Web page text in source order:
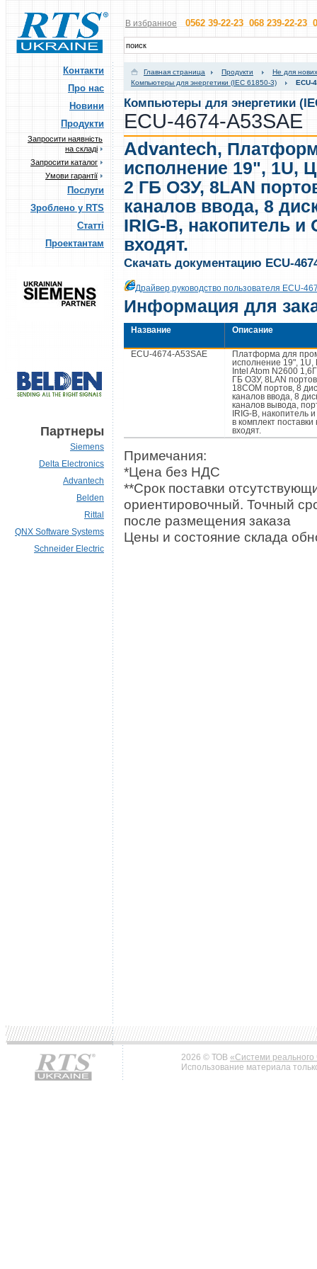
В избранное 0562 39-22-23 068 239-22-23
Контакти
Про нас
Новини
Продукти
Запросити наявність
на складі
Запросити каталог
Умови гарантії
Послуги
Зроблено у RTS
Статті
Проектантам
Партнеры
Siemens
Delta Electronics
Advantech
Belden
Rittal
QNX Software Systems
Schneider Electric
Главная страница Продукти
Не для нових
Компьютеры для энергетики (IEC 61850-3)
ECU-
Компьютеры для энергетики
ECU-4674-A53SAE
Advantech,
исполнение 19", 1U,
2 ГБ ОЗУ, 8LAN
каналов ввода, 8
IRIG-B, накопитель
входят.
Скачать документацию ECU-
Драйвер,руководство пользователя ECU-
Информация для
Название Описание
ECU-4674-A53SAE
Платформа для
исполнение 19",
Intel Atom N2600
ГБ ОЗУ, 8LAN
18COM портов, 8
каналов ввода, 8
каналов вывода,
IRIG-B, накопитель
в комплект поставки
входят.
Примечания:
*Цена без НДС
**Срок поставки
ориентировочный. Точный
после размещения заказа
Цены и состояние склада
2026 © ТОВ «Системи реального
Использование материала